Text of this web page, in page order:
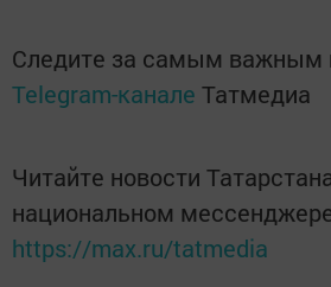
Следите за самым важным
Telegram-канале Татмедиа
Читайте новости
национальном
https://max.ru/tatmedia